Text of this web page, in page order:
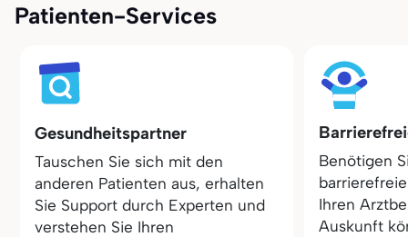
Patienten-Services
Gesundheitspartner
Tauschen Sie sich mit den
anderen Patienten aus, erhalten
Sie Support durch Experten und
verstehen Sie Ihren
Benötigen
Ihren
Auskunft